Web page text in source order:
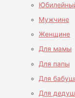
Мужчине
Женщине
Для мамы
Для папы
Для
Для